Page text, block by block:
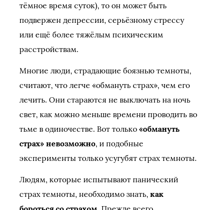
тёмное время суток), то он может быть
подвержен депрессии, серьёзному стрессу
или ещё более тяжёлым психическим
расстройствам.
Многие люди, страдающие боязнью темноты,
считают, что легче «обмануть страх», чем его
лечить. Они стараются не выключать на ночь
свет, как можно меньше времени проводить во
тьме в одиночестве. Вот только «обмануть
страх» невозможно, и подобные
эксперименты только усугубят страх темноты.
Людям, которые испытывают панический
страх темноты, необходимо знать, как